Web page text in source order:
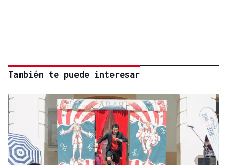
También te puede interesar